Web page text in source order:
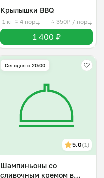
Крылышки BBQ
1 кг ≈ 4 порц. ≈ 350₽ / порц.
1 400 ₽
Сегодня с 20:00
5.0(1)
Шампиньоны со
сливочным кремом в